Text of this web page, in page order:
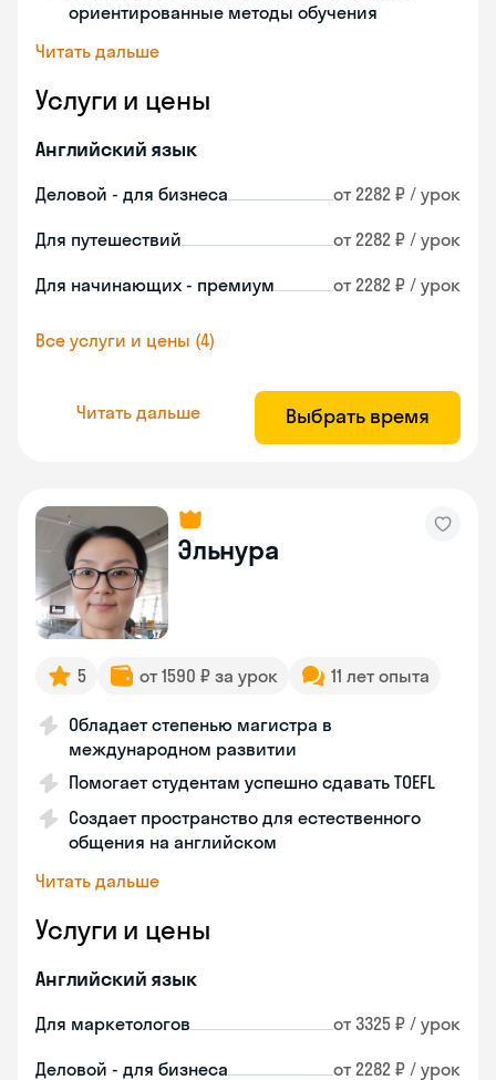
ориентированные методы обучения
Читать дальше
Услуги и цены
Английский язык
Деловой - для бизнеса от 2282 ₽ / урок
Для путешествий от 2282 ₽ / урок
Для начинающих - премиум от 2282 ₽ / урок
Все услуги и цены (4)
Читать дальше Выбрать время
Эльнура
5 от 1590 ₽ за урок 11 лет опыта
Обладает степенью магистра в
международном развитии
Помогает студентам успешно сдавать TOEFL
Создает пространство для естественного
общения на английском
Читать дальше
Услуги и цены
Английский язык
Для маркетологов от 3325 ₽ / урок
Деловой - для бизнеса от 2282 ₽ / урок